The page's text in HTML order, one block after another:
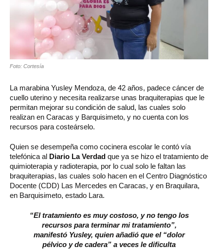
Foto: Cortesía
La marabina Yusley Mendoza, de 42 años, padece cáncer de
cuello uterino y necesita realizarse unas braquiterapias que le
permitan mejorar su condición de salud, las cuales solo
realizan en Caracas y Barquisimeto, y no cuenta con los
recursos para costeárselo.
Quien se desempeña como cocinera escolar le contó vía
telefónica al Diario La Verdad que ya se hizo el tratamiento de
quimioterapia y radioterapia, por lo cual solo le faltan las
braquiterapias, las cuales solo hacen en el Centro Diagnóstico
Docente (CDD) Las Mercedes en Caracas, y en Braquilara,
en Barquisimeto, estado Lara.
“El tratamiento es muy costoso, y no tengo los
recursos para terminar mi tratamiento”,
manifestó Yusley, quien añadió que el “dolor
pélvico y de cadera” a veces le dificulta